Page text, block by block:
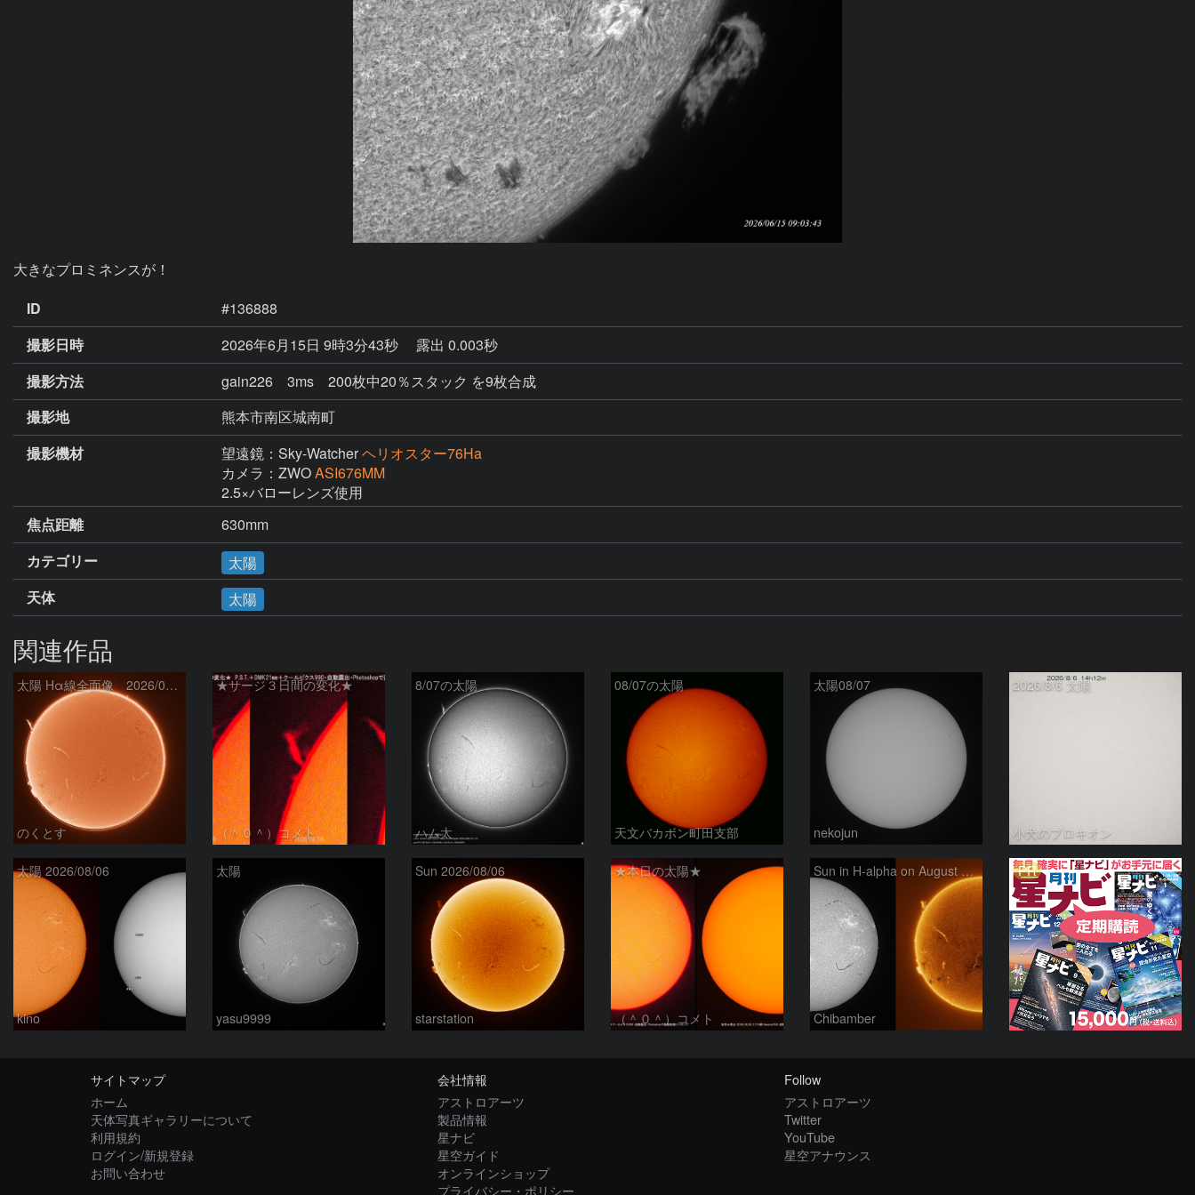
大きなプロミネンスが！
ID
#136888
撮影日時
2026年6月15日 9時3分43秒
露出 0.003秒
撮影方法
gain226 3ms 200枚中20％スタック を9枚合成
撮影地
熊本市南区城南町
撮影機材
望遠鏡：Sky-Watcherヘリオスター76Ha
カメラ：ZWOASI676MM
2.5×バローレンズ使用
焦点距離
630mm
カテゴリー
太陽
天体
太陽
関連作品
太陽 Hα線全面像 2026/08/07
のくとす
★サージ３日間の変化★
（＾０＾）コメト
8/07の太陽
ハム太
08/07の太陽
天文バカボン町田支部
太陽08/07
nekojun
2026/8/6 太陽
小犬のプロキオン
太陽 2026/08/06
kino
太陽
yasu9999
Sun 2026/08/06
starstation
★本日の太陽★
（＾０＾）コメト
Sun in H-alpha on August 6, 2026
Chibamber
PR
サイトマップ
ホーム
天体写真ギャラリーについて
利用規約
ログイン/新規登録
お問い合わせ
会社情報
アストロアーツ
製品情報
星ナビ
星空ガイド
オンラインショップ
プライバシー・ポリシー
Follow
アストロアーツ
Twitter
YouTube
星空アナウンス